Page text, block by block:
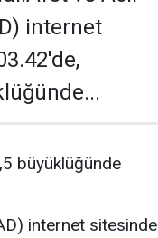
internet
büyüklüğünde
internet sitesinde